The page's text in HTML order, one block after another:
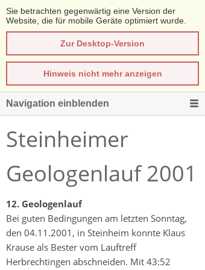
Sie betrachten gegenwärtig eine Version der
Website, die für mobile Geräte optimiert wurde.
Zur Desktop-Version
Hinweis nicht mehr anzeigen
Navigation einblenden
Steinheimer
Geologenlauf 2001
12. Geologenlauf
Bei guten Bedingungen am letzten Sonntag,
den 04.11.2001, in Steinheim konnte Klaus
Krause als Bester vom Lauftreff
Herbrechtingen abschneiden. Mit 43:52